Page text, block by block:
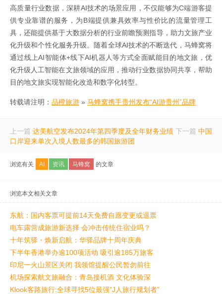
高质量行业数据，深耕AI技术的场景应用，不仅能够为C端游客提
供专业靠谱的服务，为B端提供兼具效率与性价比的流量管理工
具，还能提供基于大数据分析的行业前瞻预测指导，助力文旅产业
化升级和个性化服务升级。随着全球AI技术的不断迭代，马蜂窝将
通过线上AI智能体+线下AI机器人等方式全面赋能目的地文旅，优
化升级人工智能在文旅领域的应用，推动行业数据协同共享，帮助
目的地文旅实现智能化改造和数字化转型。
转载请注明： 品橙旅游 » 马蜂窝携手贵州发布“AI游贵州”品牌
上一篇 达美航空发布2024年第四季度及全年财务业绩 下一篇 中国
口岸迎来单次入境人数最多的韩国旅游团
浏览有关 AI 资讯 马蜂窝 的文章
浏览本文相关文章
东航：国内客票可提前14天免费自愿变更或退票
电车露营成旅游新选择 会冲击传统住宿业吗？
十年筑驿・焕新启航：华驿品牌十周年庆典
下半年香港举办逾100项活动 吸引逾185万旅客
印尼一火山景区关闭 我领馆提醒公民暂勿前往
机场探索航文旅融合：青岛接机酒 文化体验深
Klook客路旅行:全球寻找5位最强”J人旅行规划者”